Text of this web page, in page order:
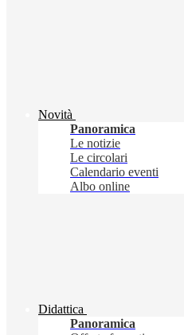
Novità
Panoramica
Le notizie
Le circolari
Calendario eventi
Albo online
Didattica
Panoramica